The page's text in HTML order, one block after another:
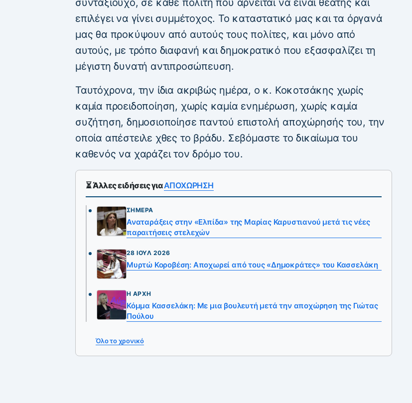
συνταξιούχο, σε κάθε πολίτη που αρνείται να είναι θεατής και
επιλέγει να γίνει συμμέτοχος. Το καταστατικό μας και τα όργανά
μας θα προκύψουν από αυτούς τους πολίτες, και μόνο από
αυτούς, με τρόπο διαφανή και δημοκρατικό που εξασφαλίζει τη
μέγιστη δυνατή αντιπροσώπευση.
Ταυτόχρονα, την ίδια ακριβώς ημέρα, ο κ. Κοκοτσάκης χωρίς
καμία προειδοποίηση, χωρίς καμία ενημέρωση, χωρίς καμία
συζήτηση, δημοσιοποίησε παντού επιστολή αποχώρησής του, την
οποία απέστειλε χθες το βράδυ. Σεβόμαστε το δικαίωμα του
καθενός να χαράζει τον δρόμο του.
⏳ Άλλες ειδήσεις γιαΑΠΟΧΩΡΗΣΗ
ΣΉΜΕΡΑ
Αναταράξεις στην «Ελπίδα» της Μαρίας Καρυστιανού μετά τις νέες
παραιτήσεις στελεχών
28 ΙΟΎΛ 2026
Μυρτώ Κοροβέση: Αποχωρεί από τους «Δημοκράτες» του Κασσελάκη
Η ΑΡΧΉ
Κόμμα Κασσελάκη: Με μια βουλευτή μετά την αποχώρηση της Γιώτας
Πούλου
Όλο το χρονικό